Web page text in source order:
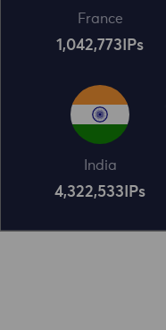
France
1,042,773 IPs
India
4,322,534 IPs